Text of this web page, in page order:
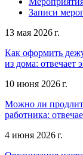
Записи
13 мая 2026 г.
Как оформить
из дома: отвечает
10 июня 2026 г.
Можно ли
работника:
4 июня 2026 г.